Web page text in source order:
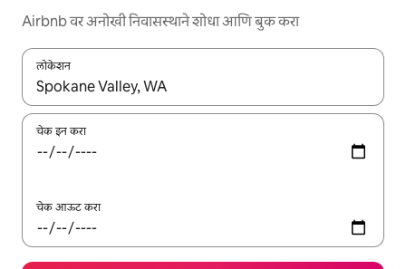
Airbnb वर अनोखी निवासस्थाने शोधा आणि बुक करा
लोकेशन
जेव्हा परिणाम उपलब्ध असतील, तेव्हा वरच्या आणि खाली बाणांच्या किजसह
चेक इन करा
चेक आऊट करा